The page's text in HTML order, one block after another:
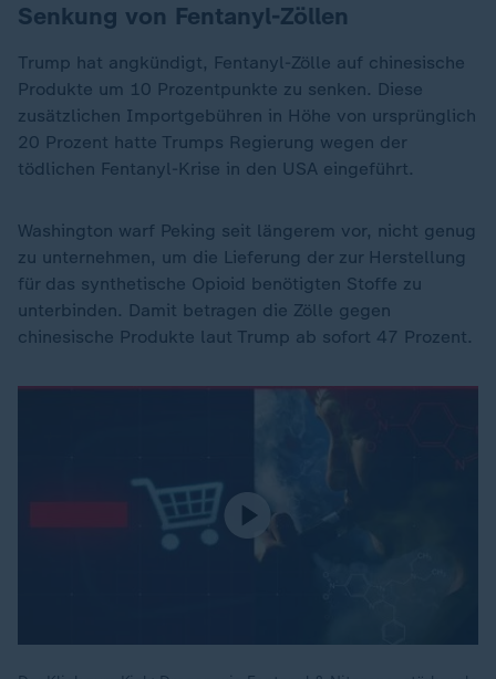
Senkung von Fentanyl-Zöllen
Trump hat angkündigt, Fentanyl-Zölle auf chinesische
Produkte um 10 Prozentpunkte zu senken. Diese
zusätzlichen Importgebühren in Höhe von ursprünglich
20 Prozent hatte Trumps Regierung wegen der
tödlichen Fentanyl-Krise in den USA eingeführt.
Washington warf Peking seit längerem vor, nicht genug
zu unternehmen, um die Lieferung der zur Herstellung
für das synthetische Opioid benötigten Stoffe zu
unterbinden. Damit betragen die Zölle gegen
chinesische Produkte laut Trump ab sofort 47 Prozent.